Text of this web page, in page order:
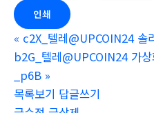
인쇄
« c2X_텔레@UPCOIN24 솔
b2G_텔레@UPCOIN24 가
_p6B »
목록보기 답글쓰기